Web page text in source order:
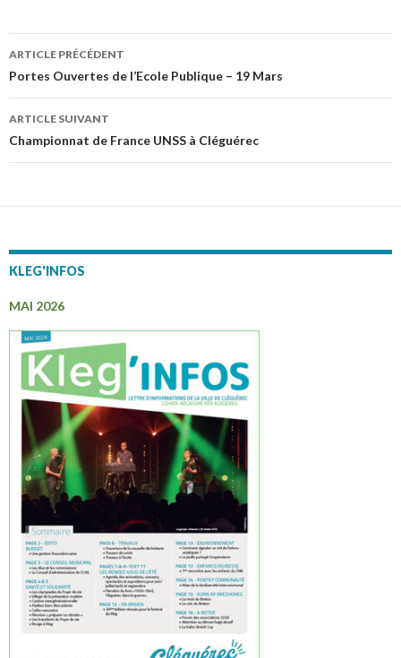
Navigation
des
articles
ARTICLE PRÉCÉDENT
Portes Ouvertes de l’Ecole Publique – 19 Mars
ARTICLE SUIVANT
Championnat de France UNSS à Cléguérec
KLEG'INFOS
MAI 2026